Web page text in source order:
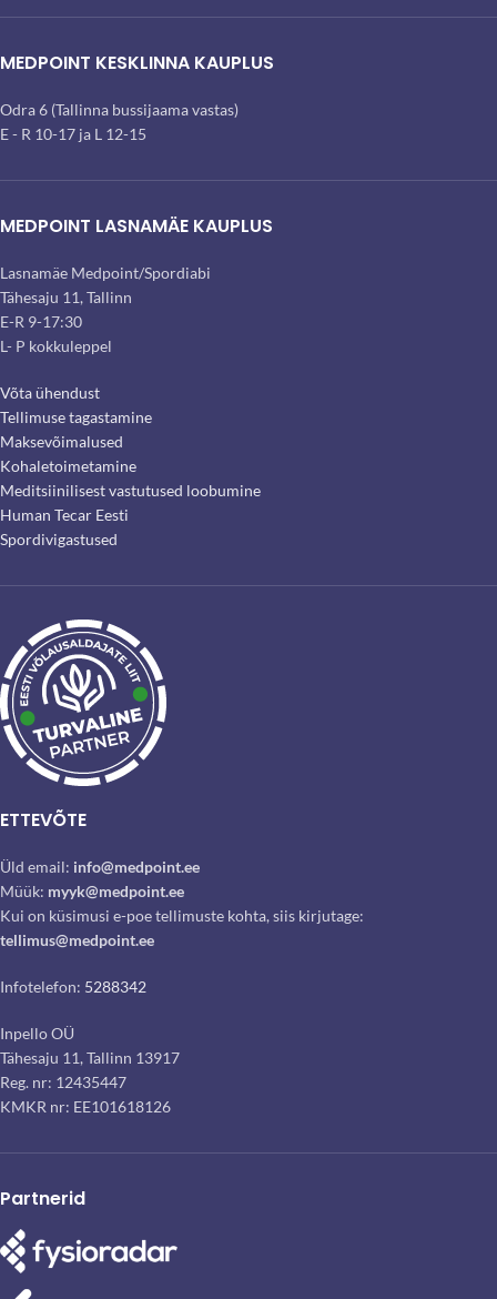
MEDPOINT KESKLINNA KAUPLUS
Odra 6 (Tallinna bussijaama vastas)
E - R 10-17 ja L 12-15
MEDPOINT LASNAMÄE KAUPLUS
Lasnamäe Medpoint/Spordiabi
Tähesaju 11, Tallinn
E-R 9-17:30
L- P kokkuleppel
Võta ühendust
Tellimuse tagastamine
Maksevõimalused
Kohaletoimetamine
Meditsiinilisest vastutused loobumine
Human Tecar Eesti
Spordivigastused
ETTEVÕTE
Üld email: info@medpoint.ee
Müük: myyk@medpoint.ee
Kui on küsimusi e-poe tellimuste kohta, siis kirjutage:
tellimus@medpoint.ee
Infotelefon: 5288342
Inpello OÜ
Tähesaju 11, Tallinn 13917
Reg. nr: 12435447
KMKR nr: EE101618126
Partnerid